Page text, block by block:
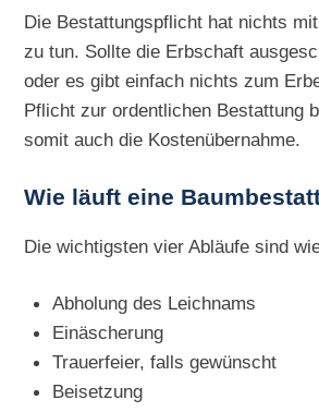
Die Bestattungspflicht hat nichts
zu tun. Sollte die Erbschaft
oder es gibt einfach nichts zum
Pflicht zur ordentlichen Bestattung
somit auch die Kostenübernahme.
Wie läuft eine
Die wichtigsten vier Abläufe sind
Abholung des Leichnams
Einäscherung
Trauerfeier, falls gewünscht
Beisetzung